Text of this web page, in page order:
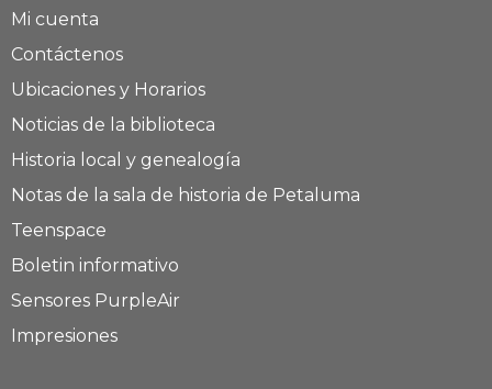
Mi cuenta
Contáctenos
Ubicaciones y Horarios
Noticias de la biblioteca
Historia local y genealogía
Notas de la sala de historia de Petaluma
Teenspace
Boletin informativo
Sensores PurpleAir
Impresiones